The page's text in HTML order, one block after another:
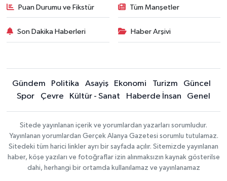
Puan Durumu ve Fikstür Tüm Manşetler
Son Dakika Haberleri Haber Arşivi
Gündem Politika Asayiş Ekonomi Turizm
Güncel
Spor
Çevre Kültür - Sanat Haberde İnsan Genel
Sitede yayınlanan içerik ve yorumlardan yazarları sorumludur.
Yayınlanan yorumlardan Gerçek Alanya Gazetesi sorumlu tutulamaz.
Sitedeki tüm harici linkler ayrı bir sayfada açılır. Sitemizde yayınlanan
haber, köşe yazıları ve fotoğraflar izin alınmaksızın kaynak gösterilse
dahi, herhangi bir ortamda kullanılamaz ve yayınlanamaz